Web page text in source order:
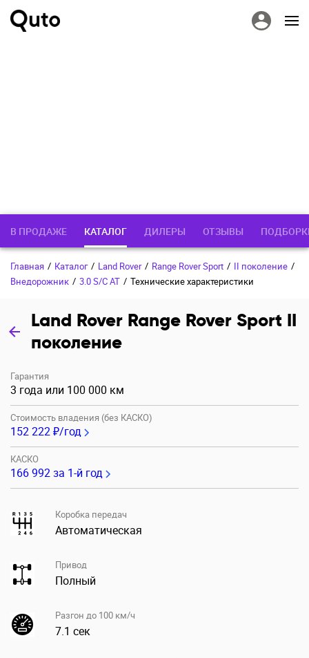
В ПРОДАЖЕ КАТАЛОГ ДИЛЕРЫ ОТЗЫВЫ
Главная / Каталог / Land Rover / Range Rover Sport / II поколение /
Внедорожник / 3.0 S/C AT / Технические характеристики
Land Rover Range Rover Sport II
поколение
Гарантия
3 года или 100 000 км
Стоимость владения (без КАСКО)
152 222 ₽/год
КАСКО
166 992за 1-й год
Коробка передач
Автоматическая
Привод
Полный
Разгон до 100 км/ч
7.1 сек